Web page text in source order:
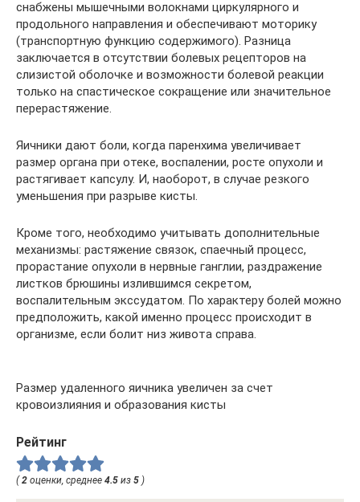
снабжены мышечными волокнами циркулярного и
продольного направления и обеспечивают моторику
(транспортную функцию содержимого). Разница
заключается в отсутствии болевых рецепторов на
слизистой оболочке и возможности болевой реакции
только на спастическое сокращение или значительное
перерастяжение.
Яичники дают боли, когда паренхима увеличивает
размер органа при отеке, воспалении, росте опухоли и
растягивает капсулу. И, наоборот, в случае резкого
уменьшения при разрыве кисты.
Кроме того, необходимо учитывать дополнительные
механизмы: растяжение связок, спаечный процесс,
прорастание опухоли в нервные ганглии, раздражение
листков брюшины излившимся секретом,
воспалительным экссудатом. По характеру болей можно
предположить, какой именно процесс происходит в
организме, если болит низ живота справа.
Размер удаленного яичника увеличен за счет
кровоизлияния и образования кисты
Рейтинг
( 2 оценки, среднее 4.5 из 5 )